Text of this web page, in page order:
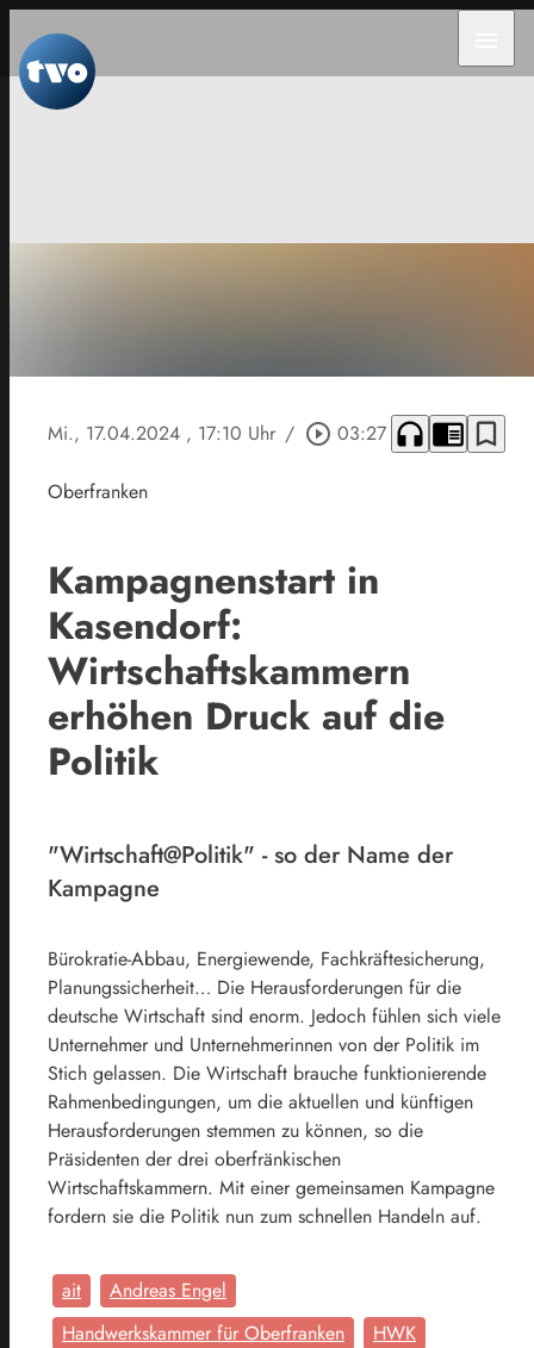
Mi., 17.04.2024 , 17:10 Uhr / play_circle_outline 03:27 headphones chrome_reader_mode bookmark_border
Oberfranken
Kampagnenstart in
Kasendorf:
Wirtschaftskammern
erhöhen Druck auf die
Politik
"Wirtschaft@Politik" - so der Name der
Kampagne
Bürokratie-Abbau, Energiewende, Fachkräftesicherung,
Planungssicherheit… Die Herausforderungen für die
deutsche Wirtschaft sind enorm. Jedoch fühlen sich viele
Unternehmer und Unternehmerinnen von der Politik im
Stich gelassen. Die Wirtschaft brauche funktionierende
Rahmenbedingungen, um die aktuellen und künftigen
Herausforderungen stemmen zu können, so die
Präsidenten der drei oberfränkischen
Wirtschaftskammern. Mit einer gemeinsamen Kampagne
fordern sie die Politik nun zum schnellen Handeln auf.
ait
Andreas Engel
Handwerkskammer für Oberfranken
HWK